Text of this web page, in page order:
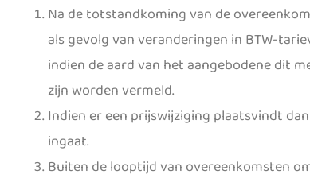
Na de totstandkoming van de
als gevolg van veranderingen in BTW-
indien de aard van het aangebodene dit
zijn worden vermeld.
Indien er een prijswijziging plaatsvindt
ingaat.
Buiten de looptijd van overeenkomsten